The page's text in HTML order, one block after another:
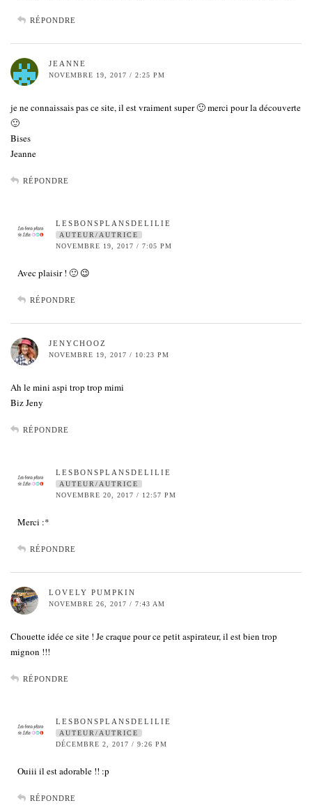
RÉPONDRE
JEANNE
NOVEMBRE 19, 2017 / 2:25 PM
je ne connaissais pas ce site, il est vraiment super 🙂 merci pour la découverte
🙂
Bises
Jeanne
RÉPONDRE
LESBONSPLANSDELILIE
AUTEUR/AUTRICE
NOVEMBRE 19, 2017 / 7:05 PM
Avec plaisir ! 🙂 😉
RÉPONDRE
JENYCHOOZ
NOVEMBRE 19, 2017 / 10:23 PM
Ah le mini aspi trop trop mimi
Biz Jeny
RÉPONDRE
LESBONSPLANSDELILIE
AUTEUR/AUTRICE
NOVEMBRE 20, 2017 / 12:57 PM
Merci :*
RÉPONDRE
LOVELY PUMPKIN
NOVEMBRE 26, 2017 / 7:43 AM
Chouette idée ce site ! Je craque pour ce petit aspirateur, il est bien trop
mignon !!!
RÉPONDRE
LESBONSPLANSDELILIE
AUTEUR/AUTRICE
DÉCEMBRE 2, 2017 / 9:26 PM
Ouiii il est adorable !! :p
RÉPONDRE